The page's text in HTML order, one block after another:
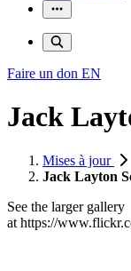
Faire un don EN
Jack
Mises à jour
Jack Layton
See the larger gallery
at https://